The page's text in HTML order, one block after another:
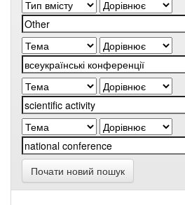
Почати новий пошук